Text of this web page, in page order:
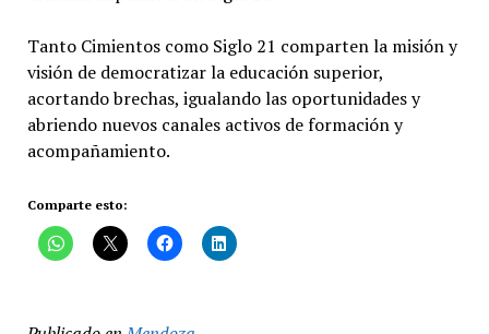
Tanto Cimientos como Siglo 21 comparten la misión y
visión de democratizar la educación superior,
acortando brechas, igualando las oportunidades y
abriendo nuevos canales activos de formación y
acompañamiento.
Comparte esto: